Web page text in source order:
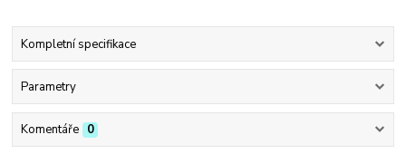
Kompletní specifikace
Parametry
Komentáře 0